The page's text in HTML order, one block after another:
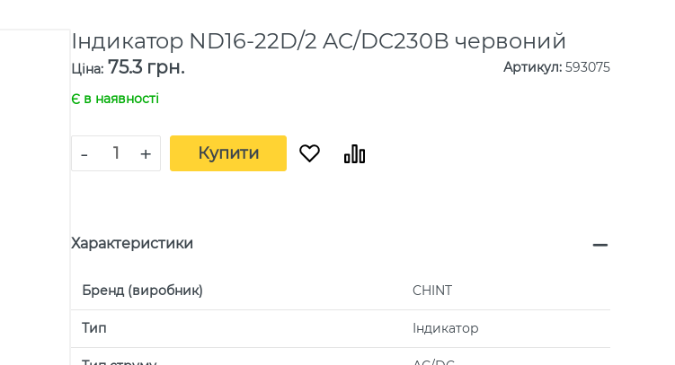
Індикатор ND16-22D/2 AC/DC230В червоний
Ціна: 75.3 грн. Артикул: 593075
Є в наявності
- + Купити
Характеристики
Бренд (виробник) CHINT
Тип Індикатор